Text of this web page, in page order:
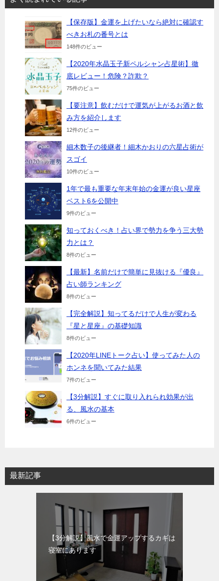
【保存版】金運を上げたいなら絶対に確認す
べきお札の番号とは
148件のビュー
【2020年水晶玉子新ペルシャン占星術】徹
底レビュー！危険？詐欺？
75件のビュー
【要注意】飲むだけで運気が上がるお酒と飲
み方を紹介します
12件のビュー
細木数子の後継者！細木かおりの六星占術が
スゴイ
10件のビュー
1年で最も重要な年末年始の金運が良い星座
ベスト6を公開中
9件のビュー
知っておくべき！占い界で勢力を争う三大勢
力とは？
8件のビュー
【最新】名前だけで簡単に見抜ける『優良』
占い師ランキング
8件のビュー
【完全解説】知ってるだけで人生が変わる
『星と星座』の基礎知識
8件のビュー
【2020年LINEトーク占い】使ってみた人の
ホンネを聞いてみた結果
7件のビュー
【3分解説】すぐに取り入れられ効果が出
る、風水の基本
6件のビュー
最新記事
【3分解説】風水で金運アップするカギは
寝室にあります